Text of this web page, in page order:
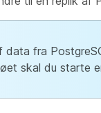
fra
skal du starte